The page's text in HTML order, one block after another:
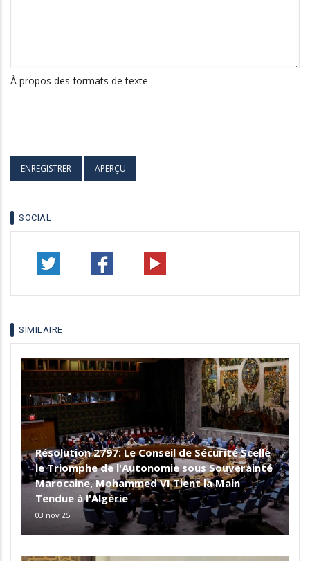
À propos des formats de texte
SOCIAL
SIMILAIRE
Résolution 2797: Le Conseil de Sécurité Scelle
le Triomphe de l'Autonomie sous Souverainté
Marocaine, Mohammed VI Tient la Main
Tendue à l'Algérie
03 nov 25